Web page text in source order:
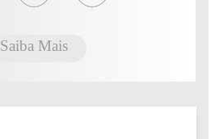
Saiba Mais